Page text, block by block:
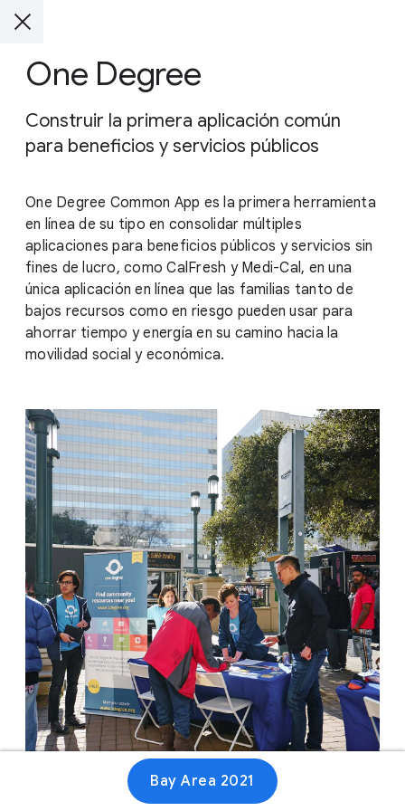
One Degree
Construir la primera aplicación común
para beneficios y servicios públicos
One Degree Common App es la primera herramienta
en línea de su tipo en consolidar múltiples
aplicaciones para beneficios públicos y servicios sin
fines de lucro, como CalFresh y Medi-Cal, en una
única aplicación en línea que las familias tanto de
bajos recursos como en riesgo pueden usar para
ahorrar tiempo y energía en su camino hacia la
movilidad social y económica.
Bay Area 2021